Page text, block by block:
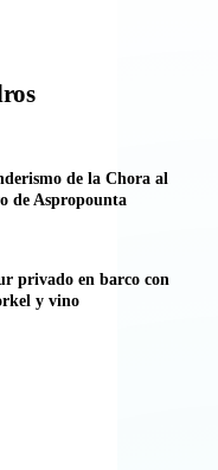
de la Chora al
de Aspropounta
privado en barco con
y vino